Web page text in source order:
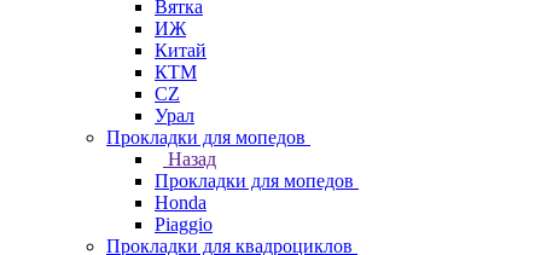
Вятка
ИЖ
Китай
КТМ
СZ
Урал
Прокладки для мопедов
Назад
Прокладки для мопедов
Honda
Piaggio
Прокладки для квадроциклов